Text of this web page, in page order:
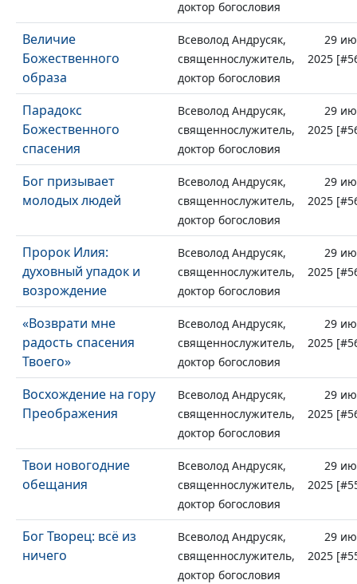
доктор богословия
Величие
Божественного
образа
Всеволод Андрусяк,
священнослужитель,
доктор богословия
29
2025
Парадокс
Божественного
спасения
Всеволод Андрусяк,
священнослужитель,
доктор богословия
29
2025
Бог призывает
молодых людей
Всеволод Андрусяк,
священнослужитель,
доктор богословия
29
2025
Пророк Илия:
духовный упадок и
возрождение
Всеволод Андрусяк,
священнослужитель,
доктор богословия
29
2025
«Возврати мне
радость спасения
Твоего»
Всеволод Андрусяк,
священнослужитель,
доктор богословия
29
2025
Восхождение на гору
Преображения
Всеволод Андрусяк,
священнослужитель,
доктор богословия
29
2025
Твои новогодние
обещания
Всеволод Андрусяк,
священнослужитель,
доктор богословия
29
2025
Бог Творец: всё из
ничего
Всеволод Андрусяк,
священнослужитель,
доктор богословия
29
2025